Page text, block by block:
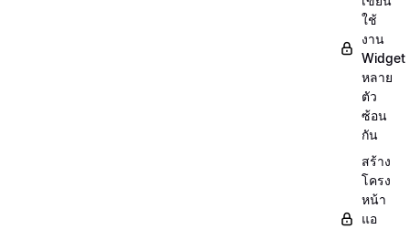
ใช้
งาน
Widget
หลาย
ตัว
ซ้อน
กัน
สร้าง
โครง
หน้า
แอ